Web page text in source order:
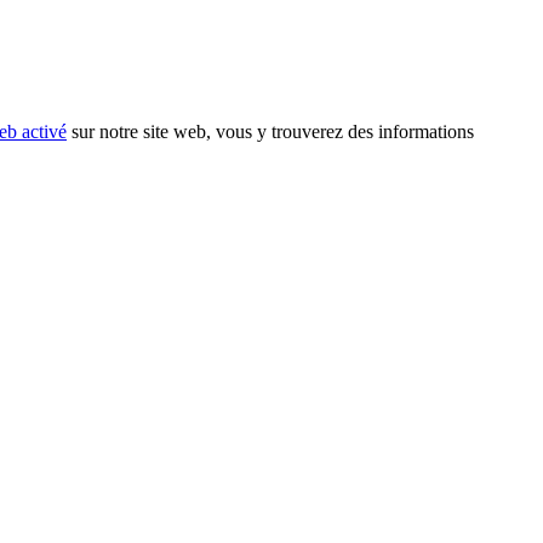
activé sur notre site web, vous y trouverez des informations